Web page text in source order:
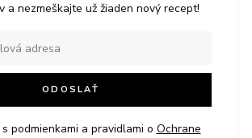
a nezmeškajte už žiaden nový recept!
podmienkami a pravidlami o Ochrane